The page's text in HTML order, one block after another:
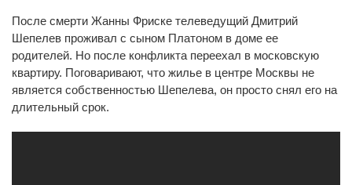
После смерти Жанны Фриске телеведущий Дмитрий
Шепелев проживал с сыном Платоном в доме ее
родителей. Но после конфликта переехал в московскую
квартиру. Поговаривают, что жилье в центре Москвы не
является собственностью Шепелева, он просто снял его на
длительный срок.